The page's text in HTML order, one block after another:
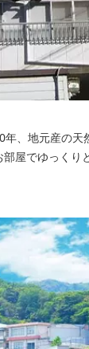
、地元産の天
屋でゆっくり